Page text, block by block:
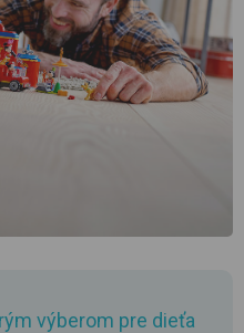
výberom pre dieťa